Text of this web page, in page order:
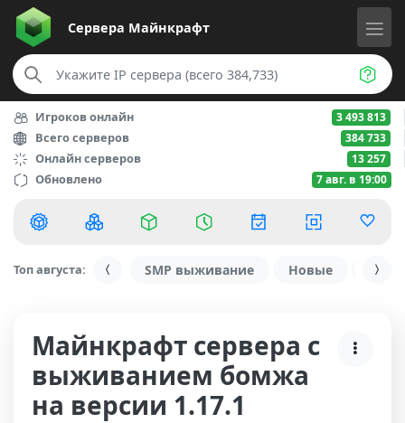
Сервера Майнкрафт
Игроков онлайн 3 493 813
Всего серверов 384 733
Онлайн серверов 13 257
Обновлено 7 авг. в 19:00
Топ августа: SMP выживание Новые С
Майнкрафт сервера с
выживанием бомжа
на версии 1.17.1